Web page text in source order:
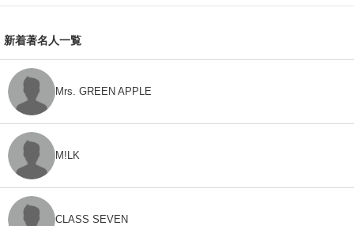
新着著名人一覧
Mrs. GREEN APPLE
M!LK
CLASS SEVEN